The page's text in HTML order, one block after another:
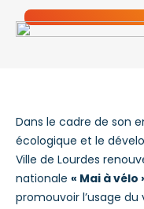
Dans le cadre de son
écologique et le
Ville de Lourdes
nationale « Mai à vélo
promouvoir l’usage